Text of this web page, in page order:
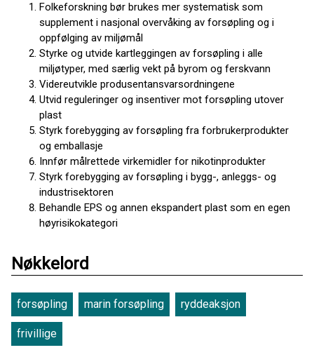
Folkeforskning bør brukes mer systematisk som
supplement i nasjonal overvåking av forsøpling og i
oppfølging av miljømål
Styrke og utvide kartleggingen av forsøpling i alle
miljøtyper, med særlig vekt på byrom og ferskvann
Videreutvikle produsentansvarsordningene
Utvid reguleringer og insentiver mot forsøpling utover
plast
Styrk forebygging av forsøpling fra forbrukerprodukter
og emballasje
Innfør målrettede virkemidler for nikotinprodukter
Styrk forebygging av forsøpling i bygg-, anleggs- og
industrisektoren
Behandle EPS og annen ekspandert plast som en egen
høyrisikokategori
Nøkkelord
forsøpling marin forsøpling ryddeaksjon
frivillige